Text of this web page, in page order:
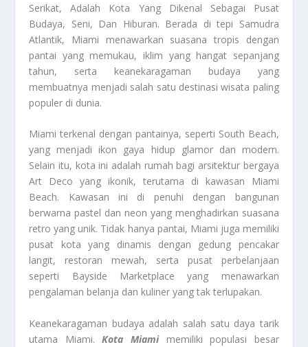
Serikat, Adalah Kota Yang Dikenal Sebagai Pusat
Budaya, Seni, Dan Hiburan. Berada di tepi Samudra
Atlantik, Miami menawarkan suasana tropis dengan
pantai yang memukau, iklim yang hangat sepanjang
tahun, serta keanekaragaman budaya yang
membuatnya menjadi salah satu destinasi wisata paling
populer di dunia.
Miami terkenal dengan pantainya, seperti South Beach,
yang menjadi ikon gaya hidup glamor dan modern.
Selain itu, kota ini adalah rumah bagi arsitektur bergaya
Art Deco yang ikonik, terutama di kawasan Miami
Beach. Kawasan ini di penuhi dengan bangunan
berwarna pastel dan neon yang menghadirkan suasana
retro yang unik. Tidak hanya pantai, Miami juga memiliki
pusat kota yang dinamis dengan gedung pencakar
langit, restoran mewah, serta pusat perbelanjaan
seperti Bayside Marketplace yang menawarkan
pengalaman belanja dan kuliner yang tak terlupakan.
Keanekaragaman budaya adalah salah satu daya tarik
utama Miami.Kota Miamimemiliki populasi besar